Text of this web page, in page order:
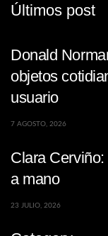
Últimos post
Donald
objetos
usuario
7 AGOSTO, 2026
Clara
a mano
23 JULIO, 2026